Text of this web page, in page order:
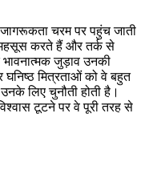
जागरूकता चरम पर पहुंच जाती
महसूस करते हैं और तर्क से
जुड़ाव उनकी
घनिष्ठ मित्रताओं को वे बहुत
लिए चुनौती होती है।
टूटने पर वे पूरी तरह से